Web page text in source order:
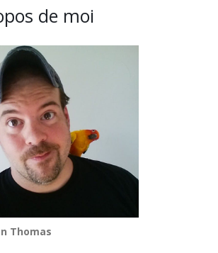
de moi
Thomas